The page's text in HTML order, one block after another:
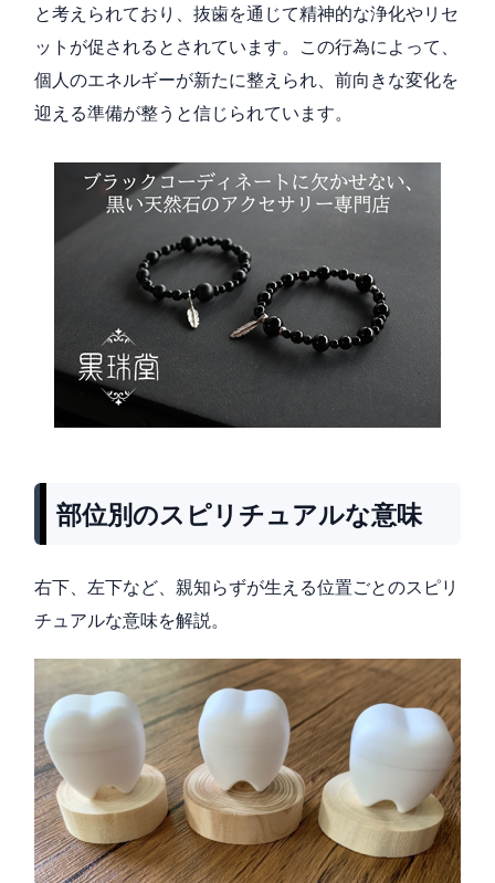
と考えられており、抜歯を通じて精神的な浄化やリセ
ットが促されるとされています。この行為によって、
個人のエネルギーが新たに整えられ、前向きな変化を
迎える準備が整うと信じられています。
部位別のスピリチュアルな意味
右下、左下など、親知らずが生える位置ごとのスピリ
チュアルな意味を解説。